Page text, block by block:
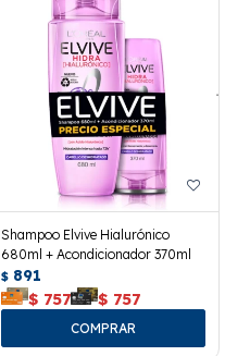
Shampoo Elvive Hialurónico
680ml + Acondicionador 370ml
$ 891
$ 757 $ 757